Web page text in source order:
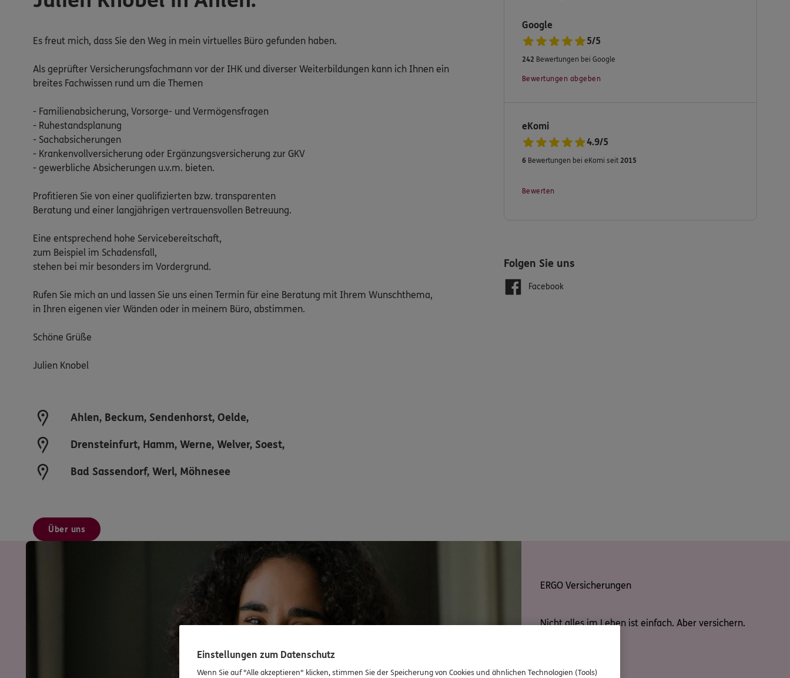
Es freut mich, dass Sie den Weg in mein virtuelles Büro gefunden haben.
Als geprüfter Versicherungsfachmann vor der IHK und diverser Weiterbildungen kann ich Ihnen ein
breites Fachwissen rund um die Themen
- Familienabsicherung, Vorsorge- und Vermögensfragen
- Ruhestandsplanung
- Sachabsicherungen
- Krankenvollversicherung oder Ergänzungsversicherung zur GKV
- gewerbliche Absicherungen u.v.m. bieten.
Profitieren Sie von einer qualifizierten bzw. transparenten
Beratung und einer langjährigen vertrauensvollen Betreuung.
Eine entsprechend hohe Servicebereitschaft,
zum Beispiel im Schadensfall,
stehen bei mir besonders im Vordergrund.
Rufen Sie mich an und lassen Sie uns einen Termin für eine Beratung mit Ihrem Wunschthema,
in Ihren eigenen vier Wänden oder in meinem Büro, abstimmen.
Schöne Grüße
Julien Knobel
Ahlen, Beckum, Sendenhorst, Oelde,
Drensteinfurt, Hamm, Werne, Welver, Soest,
Bad Sassendorf, Werl, Möhnesee
Über uns
Google
5/5
242 Bewertungen bei Google
Bewertungen abgeben
eKomi
4.9/5
6Bewertungen bei eKomi seit 2015
Bewerten
Folgen Sie uns
Facebook
ERGO Versicherungen
Nicht alles im Leben ist einfach. Aber versichern.
Einstellungen zum Datenschutz
Wenn Sie auf "Alle akzeptieren" klicken, stimmen Sie der Speicherung von Cookies und ähnlichen Technologien (Tools)